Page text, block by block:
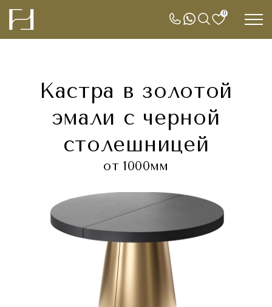
0
Кастра в золотой
эмали с черной
столешницей
от 1000мм